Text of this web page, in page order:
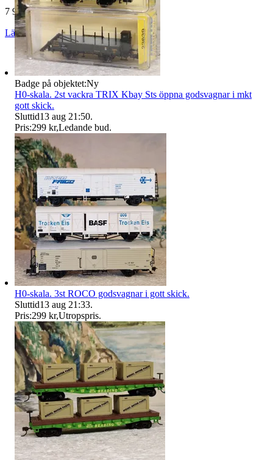
7 970 omdömen
Läs omdömen Följ
Badge på objektet:Ny
H0-skala. 2st vackra TRIX Kbay Sts öppna godsvagnar i mkt
gott skick.
Sluttid13 aug 21:50.
Pris:299 kr,Ledande bud.
H0-skala. 3st ROCO godsvagnar i gott skick.
Sluttid13 aug 21:33.
Pris:299 kr,Utropspris.